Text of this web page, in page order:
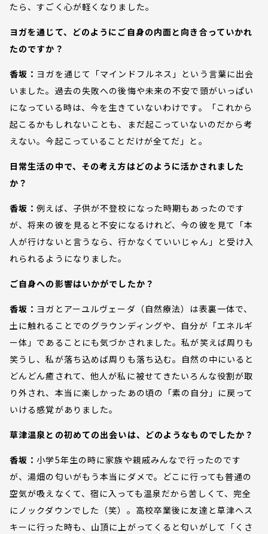
たら、すごく心が軽くなりました。
ヨガを通じて、どのようにご自身の内面と向き合っていかれ
たのですか？
香坂： ヨガを通じて「マインドフルネス」という言葉に出会
いました。過去の失敗への後悔や未来の不安で頭がいっぱい
になっている時は、今を生きていないわけです。「これから
起こるかもしれないことも、まだ起こっていないのだから考
えない。今起こっていることだけが全てだ」と。
日常生活の中で、その考え方はどのように活かされました
か？
香坂：例えば、子供が不登校になった時期もあったのです
が、将来の彼を見ると不安になるけれど、今の彼を見て「本
人が行けないと言うなら、行かなくていいじゃん」と受け入
れられるようになりました。
ご自身への影響はいかがでしたか？
香坂： ヨガとアーユルヴェーダ（自然療法）は表裏一体で、
土に触れることでのグラウンディングや、自分が「エネルギ
ー体」であることにも気づかされました。私が笑えば周りも
笑うし、私が落ち込めば周りも落ち込む。自然の中にいると
どんどん癒されて、他人が私に被せてきたいろんな役割が取
り外され、本当に楽しかったあの頃の「素の自分」に戻って
いける感覚がありました。
草津温泉との初めての出会いは、どのようなものでしたか？
香坂： 小学5年生の時に家族や親戚みんなで行ったのです
が、湯畑の匂いがもう本当にダメで。どこに行っても普通の
空気が吸えなくて、宿に入っても温泉だから苦しくて、完全
にノックダウンでした（笑）。高校卒業後に友達と草津へス
キーに行った時も、山頂に上がってくると匂いがして「くさ